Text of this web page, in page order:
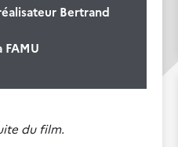
Bertrand
FAMU
du film.